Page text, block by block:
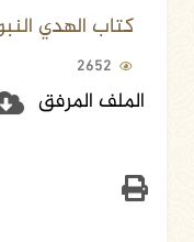
كتاب الهدي
2652
الملف المرفق